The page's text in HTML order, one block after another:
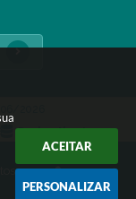
ACEITAR
PERSONALIZAR
Dados Abertos